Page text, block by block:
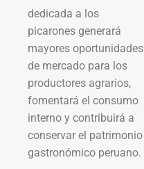
dedicada a los
picarones generará
mayores oportunidades
de mercado para los
productores agrarios,
fomentará el consumo
interno y contribuirá a
conservar el patrimonio
gastronómico peruano.